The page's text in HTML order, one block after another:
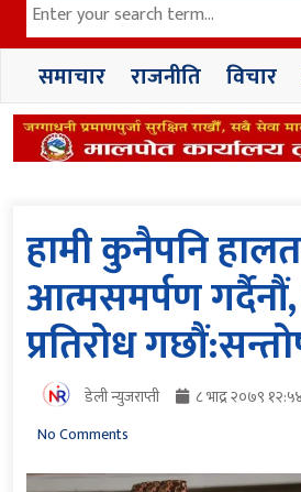
समाचार राजनीति विचार
हामी कुनैपनि
आत्मसमर्पण
प्रतिरोध
डेली न्युजराप्ती ८ भाद्र २०७९
No Comments